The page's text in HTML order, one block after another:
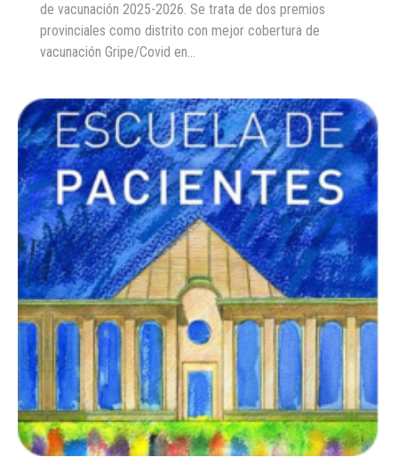
de vacunación 2025-2026. Se trata de dos premios
provinciales como distrito con mejor cobertura de
vacunación Gripe/Covid en…